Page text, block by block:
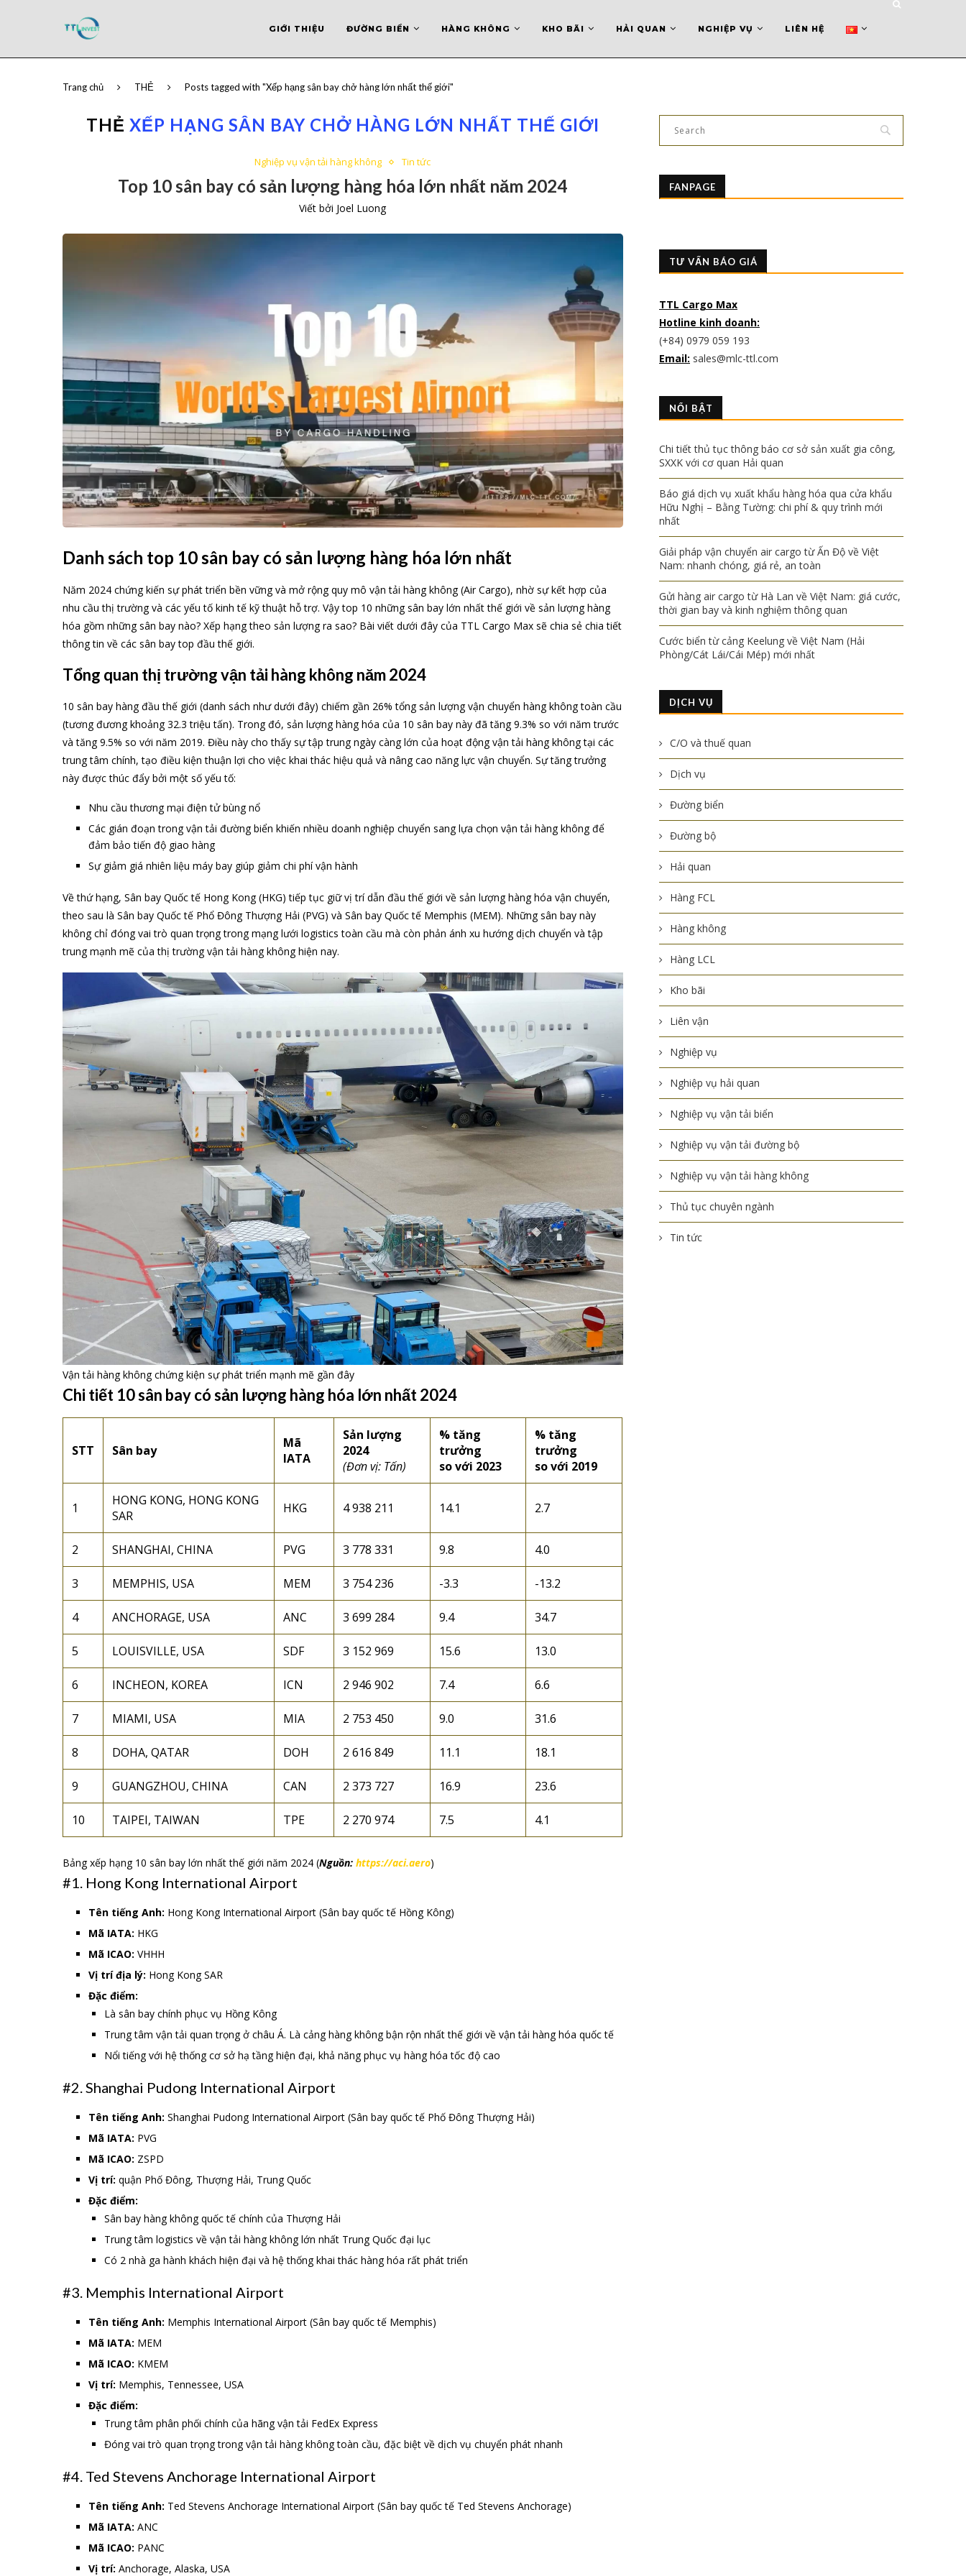
GIỚI THIỆU ĐƯỜNG BIỂN HÀNG KHÔNG KHO BÃI HẢI QUAN NGHIỆP VỤ LIÊN HỆ
Trang chủ THẺ Posts tagged with "Xếp hạng sân bay chở hàng lớn nhất thế giới"
THẺ XẾP HẠNG SÂN BAY CHỞ HÀNG LỚN NHẤT THẾ GIỚI
Nghiệp vụ vận tải hàng không Tin tức
Top 10 sân bay có sản lượng hàng hóa lớn nhất năm 2024
Viết bởi Joel Luong
Danh sách top 10 sân bay có sản lượng hàng hóa lớn nhất
Năm 2024 chứng kiến sự phát triển bền vững và mở rộng quy mô vận tải hàng không (Air Cargo), nhờ sự kết hợp của
nhu cầu thị trường và các yếu tố kinh tế kỹ thuật hỗ trợ. Vậy top 10 những sân bay lớn nhất thế giới về sản lượng hàng
hóa gồm những sân bay nào? Xếp hạng theo sản lượng ra sao? Bài viết dưới đây của TTL Cargo Max sẽ chia sẻ chia tiết
thông tin về các sân bay top đầu thế giới.
Tổng quan thị trường vận tải hàng không năm 2024
10 sân bay hàng đầu thế giới (danh sách như dưới đây) chiếm gần 26% tổng sản lượng vận chuyển hàng không toàn cầu
(tương đương khoảng 32.3 triệu tấn). Trong đó, sản lượng hàng hóa của 10 sân bay này đã tăng 9.3% so với năm trước
và tăng 9.5% so với năm 2019. Điều này cho thấy sự tập trung ngày càng lớn của hoạt động vận tải hàng không tại các
trung tâm chính, tạo điều kiện thuận lợi cho việc khai thác hiệu quả và nâng cao năng lực vận chuyển. Sự tăng trưởng
này được thúc đẩy bởi một số yếu tố:
Nhu cầu thương mại điện tử bùng nổ
Các gián đoạn trong vận tải đường biển khiến nhiều doanh nghiệp chuyển sang lựa chọn vận tải hàng không để
đảm bảo tiến độ giao hàng
Sự giảm giá nhiên liệu máy bay giúp giảm chi phí vận hành
Về thứ hạng, Sân bay Quốc tế Hong Kong (HKG) tiếp tục giữ vị trí dẫn đầu thế giới về sản lượng hàng hóa vận chuyển,
theo sau là Sân bay Quốc tế Phổ Đông Thượng Hải (PVG) và Sân bay Quốc tế Memphis (MEM). Những sân bay này
không chỉ đóng vai trò quan trọng trong mạng lưới logistics toàn cầu mà còn phản ánh xu hướng dịch chuyển và tập
trung mạnh mẽ của thị trường vận tải hàng không hiện nay.
Vận tải hàng không chứng kiện sự phát triển mạnh mẽ gần đây
Chi tiết 10 sân bay có sản lượng hàng hóa lớn nhất 2024
STT Sân bay
Mã
IATA
Sản lượng
2024
(Đơn vị: Tấn)
% tăng
trưởng
so với 2023
% tăng
trưởng
so với 2019
1
HONG KONG, HONG KONG
SAR
HKG 4 938 211 14.1 2.7
2 SHANGHAI, CHINA PVG 3 778 331 9.8 4.0
3 MEMPHIS, USA MEM 3 754 236 -3.3 -13.2
4 ANCHORAGE, USA ANC 3 699 284 9.4 34.7
5 LOUISVILLE, USA SDF 3 152 969 15.6 13.0
6 INCHEON, KOREA ICN 2 946 902 7.4 6.6
7 MIAMI, USA MIA 2 753 450 9.0 31.6
8 DOHA, QATAR DOH 2 616 849 11.1 18.1
9 GUANGZHOU, CHINA CAN 2 373 727 16.9 23.6
10 TAIPEI, TAIWAN TPE 2 270 974 7.5 4.1
Bảng xếp hạng 10 sân bay lớn nhất thế giới năm 2024 (Nguồn: https://aci.aero)
#1. Hong Kong International Airport
Tên tiếng Anh: Hong Kong International Airport (Sân bay quốc tế Hồng Kông)
Mã IATA: HKG
Mã ICAO: VHHH
Vị trí địa lý: Hong Kong SAR
Đặc điểm:
Là sân bay chính phục vụ Hồng Kông
Trung tâm vận tải quan trọng ở châu Á. Là cảng hàng không bận rộn nhất thế giới về vận tải hàng hóa quốc tế
Nổi tiếng với hệ thống cơ sở hạ tầng hiện đại, khả năng phục vụ hàng hóa tốc độ cao
#2. Shanghai Pudong International Airport
Tên tiếng Anh: Shanghai Pudong International Airport (Sân bay quốc tế Phố Đông Thượng Hải)
Mã IATA: PVG
Mã ICAO: ZSPD
Vị trí: quận Phố Đông, Thượng Hải, Trung Quốc
Đặc điểm:
Sân bay hàng không quốc tế chính của Thượng Hải
Trung tâm logistics về vận tải hàng không lớn nhất Trung Quốc đại lục
Có 2 nhà ga hành khách hiện đại và hệ thống khai thác hàng hóa rất phát triển
#3. Memphis International Airport
Tên tiếng Anh: Memphis International Airport (Sân bay quốc tế Memphis)
Mã IATA: MEM
Mã ICAO: KMEM
Vị trí: Memphis, Tennessee, USA
Đặc điểm:
Trung tâm phân phối chính của hãng vận tải FedEx Express
Đóng vai trò quan trọng trong vận tải hàng không toàn cầu, đặc biệt về dịch vụ chuyển phát nhanh
#4. Ted Stevens Anchorage International Airport
Tên tiếng Anh: Ted Stevens Anchorage International Airport (Sân bay quốc tế Ted Stevens Anchorage)
Mã IATA: ANC
Mã ICAO: PANC
Vị trí: Anchorage, Alaska, USA
FANPAGE
TƯ VẤN BÁO GIÁ
TTL Cargo Max
Hotline kinh doanh:
(+84) 0979 059 193
Email: sales@mlc-ttl.com
NỔI BẬT
Chi tiết thủ tục thông báo cơ sở sản xuất gia công,
SXXK với cơ quan Hải quan
Báo giá dịch vụ xuất khẩu hàng hóa qua cửa khẩu
Hữu Nghị – Bằng Tường: chi phí & quy trình mới
nhất
Giải pháp vận chuyển air cargo từ Ấn Độ về Việt
Nam: nhanh chóng, giá rẻ, an toàn
Gửi hàng air cargo từ Hà Lan về Việt Nam: giá cước,
thời gian bay và kinh nghiệm thông quan
Cước biển từ cảng Keelung về Việt Nam (Hải
Phòng/Cát Lái/Cái Mép) mới nhất
DỊCH VỤ
C/O và thuế quan
Dịch vụ
Đường biển
Đường bộ
Hải quan
Hàng FCL
Hàng không
Hàng LCL
Kho bãi
Liên vận
Nghiệp vụ
Nghiệp vụ hải quan
Nghiệp vụ vận tải biển
Nghiệp vụ vận tải đường bộ
Nghiệp vụ vận tải hàng không
Thủ tục chuyên ngành
Tin tức